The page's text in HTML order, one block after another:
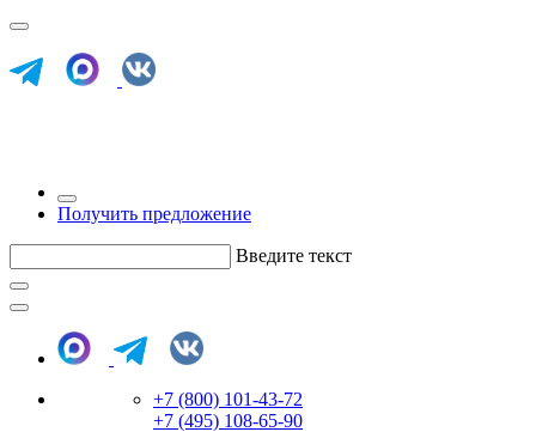
Получить предложение
Введите текст
+7 (800) 101-43-72
+7 (495) 108-65-90